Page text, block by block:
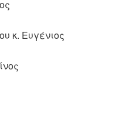
κ. Ευγένιος